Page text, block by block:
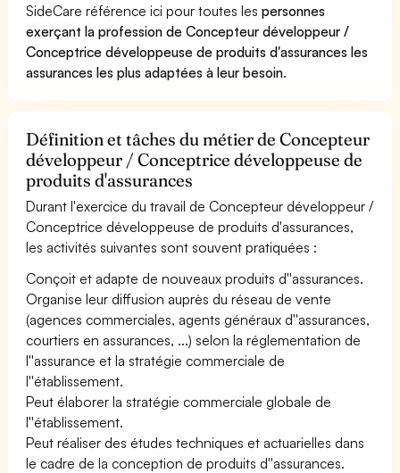
SideCare référence ici pour toutes lespersonnes
exerçant la profession de Concepteur développeur /
Conceptrice développeuse de produits d'assurances les
assurances les plus adaptées à leur besoin.
Définition et tâches du métier de Concepteur
développeur / Conceptrice développeuse de
produits d'assurances
Durant l'exercice du travail de Concepteur développeur /
Conceptrice développeuse de produits d'assurances,
les activités suivantes sont souvent pratiquées :
Conçoit et adapte de nouveaux produits d''assurances.
Organise leur diffusion auprès du réseau de vente
(agences commerciales, agents généraux d''assurances,
courtiers en assurances, ...) selon la réglementation de
l''assurance et la stratégie commerciale de
l''établissement.
Peut élaborer la stratégie commerciale globale de
l''établissement.
Peut réaliser des études techniques et actuarielles dans
le cadre de la conception de produits d''assurances.